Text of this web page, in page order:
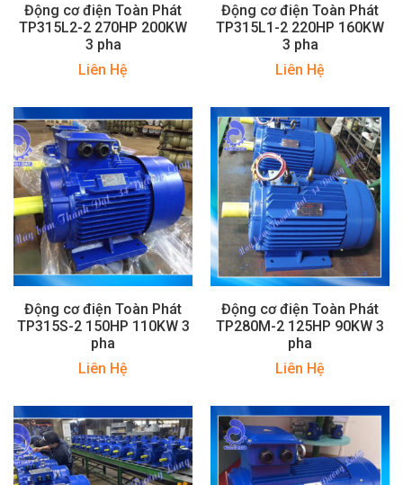
Động cơ điện Toàn Phát
TP315L2-2 270HP 200KW
3 pha
Liên Hệ
Động cơ điện Toàn Phát
TP315L1-2 220HP 160KW
3 pha
Liên Hệ
Động cơ điện Toàn Phát
TP315S-2 150HP 110KW 3
pha
Liên Hệ
Động cơ điện Toàn Phát
TP280M-2 125HP 90KW 3
pha
Liên Hệ